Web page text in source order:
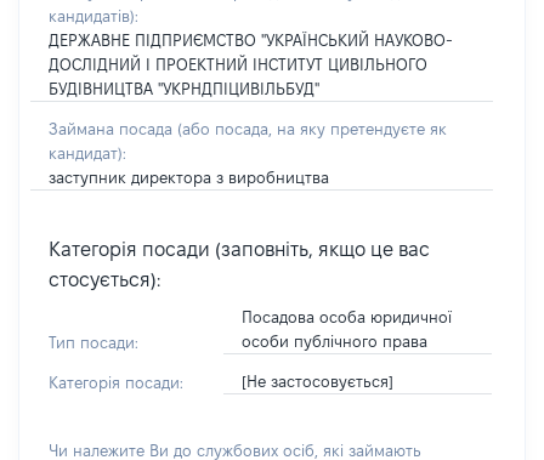
кандидатів):
ДЕРЖАВНЕ ПІДПРИЄМСТВО "УКРАЇНСЬКИЙ НАУКОВО-
ДОСЛІДНИЙ І ПРОЕКТНИЙ ІНСТИТУТ ЦИВІЛЬНОГО
БУДІВНИЦТВА "УКРНДПІЦИВІЛЬБУД"
Займана посада (або посада, на яку претендуєте як
кандидат):
заступник директора з виробництва
Категорія посади (заповніть, якщо це вас
стосується):
Тип посади:
Посадова особа юридичної
особи публічного права
Категорія посади: [Не застосовується]
Чи належите Ви до службових осіб, які займають